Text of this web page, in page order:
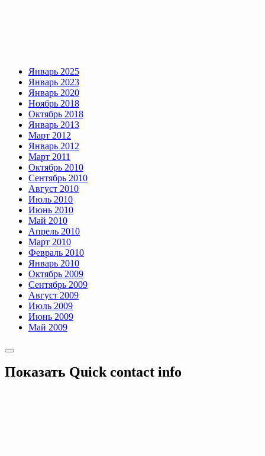
Январь 2025
Январь 2023
Январь 2020
Ноябрь 2018
Октябрь 2018
Январь 2013
Март 2012
Январь 2012
Март 2011
Октябрь 2010
Сентябрь 2010
Август 2010
Июль 2010
Июнь 2010
Май 2010
Апрель 2010
Март 2010
Февраль 2010
Январь 2010
Октябрь 2009
Сентябрь 2009
Август 2009
Июль 2009
Июнь 2009
Май 2009
Показать Quick contact info